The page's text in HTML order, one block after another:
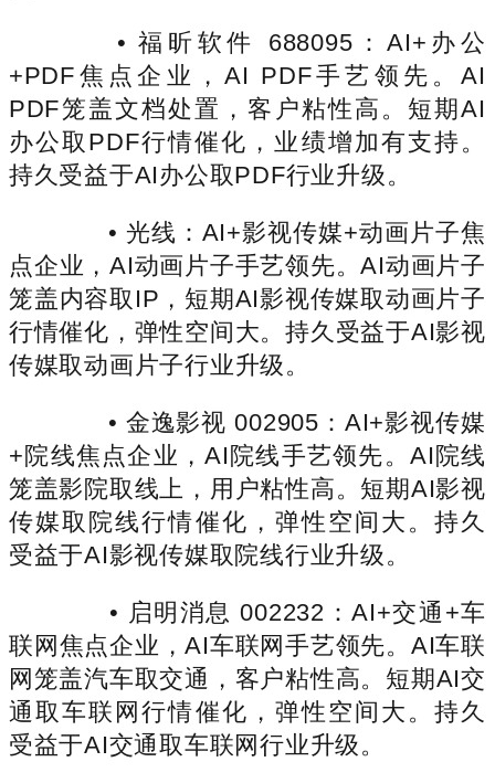
• 福昕软件 688095：AI+办公
+PDF焦点企业，AI PDF手艺领先。AI
PDF笼盖文档处置，客户粘性高。短期AI
办公取PDF行情催化，业绩增加有支持。
持久受益于AI办公取PDF行业升级。
• 光线：AI+影视传媒+动画片子焦
点企业，AI动画片子手艺领先。AI动画片子
笼盖内容取IP，短期AI影视传媒取动画片子
行情催化，弹性空间大。持久受益于AI影视
传媒取动画片子行业升级。
• 金逸影视 002905：AI+影视传媒
+院线焦点企业，AI院线手艺领先。AI院线
笼盖影院取线上，用户粘性高。短期AI影视
传媒取院线行情催化，弹性空间大。持久
受益于AI影视传媒取院线行业升级。
• 启明消息 002232：AI+交通+车
联网焦点企业，AI车联网手艺领先。AI车联
网笼盖汽车取交通，客户粘性高。短期AI交
通取车联网行情催化，弹性空间大。持久
受益于AI交通取车联网行业升级。